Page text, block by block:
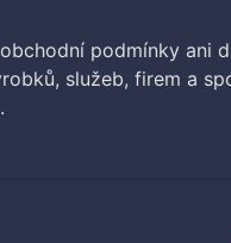
podmínky ani
služeb, firem a